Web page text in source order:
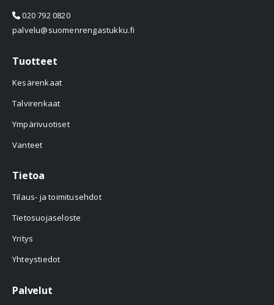
020 792 0820
palvelu@suomenrengastukku.fi
Tuotteet
Kesärenkaat
Talvirenkaat
Ympärivuotiset
Vanteet
Tietoa
Tilaus- ja toimitusehdot
Tietosuojaseloste
Yritys
Yhteystiedot
Palvelut